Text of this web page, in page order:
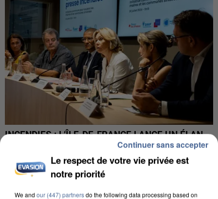
INCENDIES : L’ÎLE-DE-FRANCE LANCE UN ÉLAN
DE SOLIDARITÉ AVEC LES...
Le respect de votre vie privée est
notre priorité
We and our (447) partnersdo the following data processing based on
Continuer sans accepter